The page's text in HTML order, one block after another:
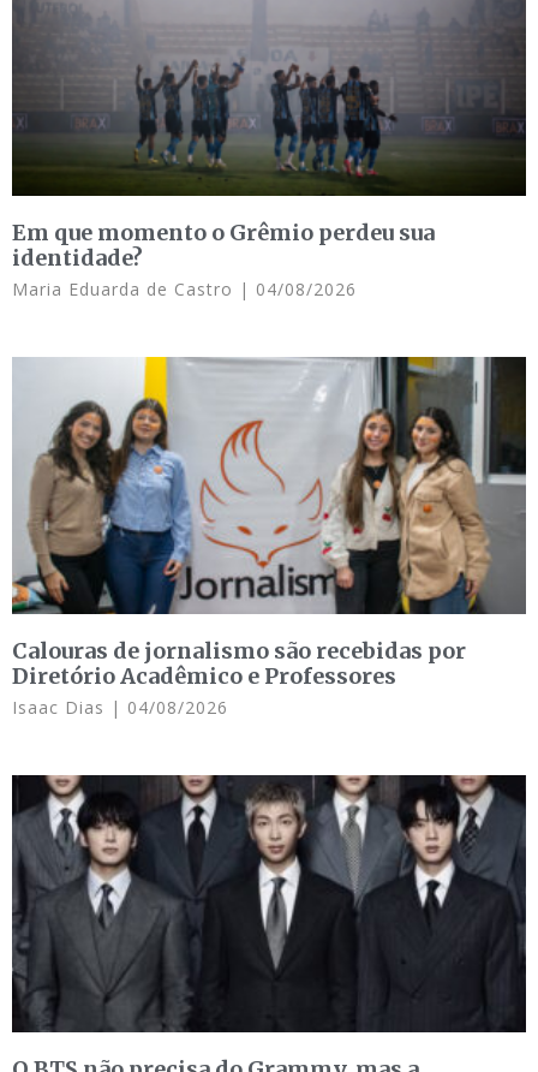
Em que momento o Grêmio perdeu sua
identidade?
Maria Eduarda de Castro 04/08/2026
Calouras de jornalismo são recebidas por
Diretório Acadêmico e Professores
Isaac Dias 04/08/2026